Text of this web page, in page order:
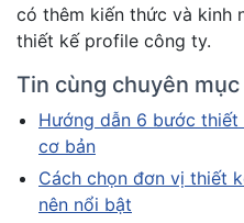
có thêm kiến thức và kinh
thiết kế profile công ty.
Tin cùng chuyên mục
Hướng dẫn 6 bước
cơ bản
Cách chọn đơn vị thiết
nên nổi bật